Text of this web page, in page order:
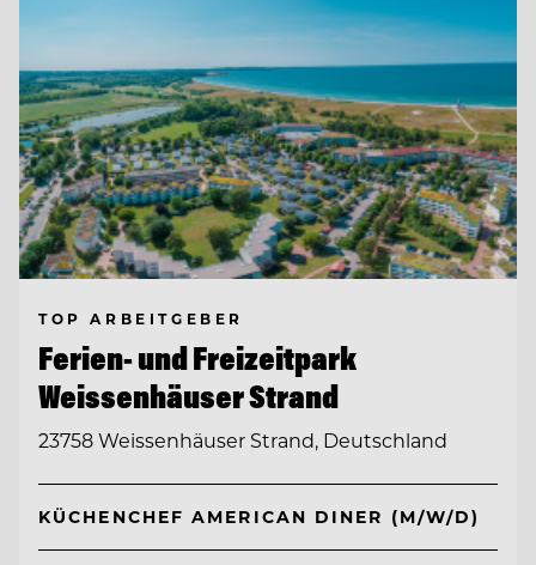
TOP ARBEITGEBER
Ferien- und Freizeitpark
Weissenhäuser Strand
23758 Weissenhäuser Strand, Deutschland
KÜCHENCHEF AMERICAN DINER (M/W/D)